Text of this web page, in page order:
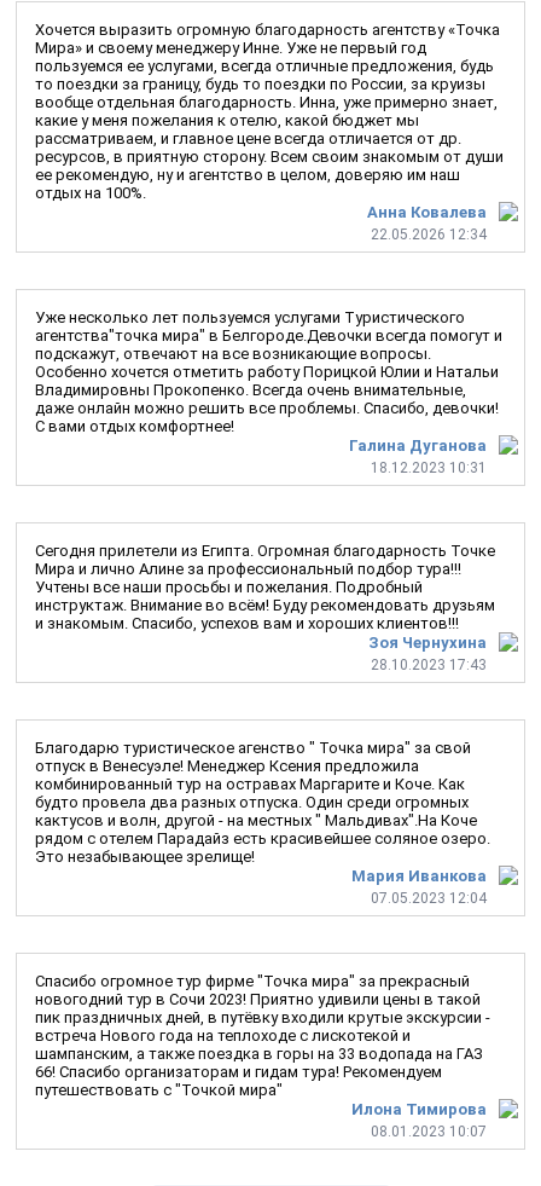
Анна Ковалева
22.05.2026 12:34
Хочется выразить огромную благодарность агентству «Точка
Мира» и своему менеджеру Инне. Уже не первый год
пользуемся ее услугами, всегда отличные предложения, будь
то поездки за границу, будь то поездки по России, за круизы
вообще отдельная благодарность. Инна, уже примерно знает,
какие у меня пожелания к отелю, какой бюджет мы
рассматриваем, и главное цене всегда отличается от др.
ресурсов, в приятную сторону. Всем своим знакомым от души
ее рекомендую, ну и агентство в целом, доверяю им наш
отдых на 100%.
Галина Дуганова
18.12.2023 10:31
Уже несколько лет пользуемся услугами Туристического
агентства"точка мира" в Белгороде.Девочки всегда помогут и
подскажут, отвечают на все возникающие вопросы.
Особенно хочется отметить работу Порицкой Юлии и Натальи
Владимировны Прокопенко. Всегда очень внимательные,
даже онлайн можно решить все проблемы. Спасибо, девочки!
С вами отдых комфортнее!
Зоя Чернухина
28.10.2023 17:43
Сегодня прилетели из Египта. Огромная благодарность Точке
Мира и лично Алине за профессиональный подбор тура!!!
Учтены все наши просьбы и пожелания. Подробный
инструктаж. Внимание во всём! Буду рекомендовать друзьям
и знакомым. Спасибо, успехов вам и хороших клиентов!!!
Мария Иванкова
07.05.2023 12:04
Благодарю туристическое агенство " Точка мира" за свой
отпуск в Венесуэле! Менеджер Ксения предложила
комбинированный тур на остравах Маргарите и Коче. Как
будто провела два разных отпуска. Один среди огромных
кактусов и волн, другой - на местных " Мальдивах".На Коче
рядом с отелем Парадайз есть красивейшее соляное озеро.
Это незабывающее зрелище!
Илона Тимирова
08.01.2023 10:07
Спасибо огромное тур фирме "Точка мира" за прекрасный
новогодний тур в Сочи 2023! Приятно удивили цены в такой
пик праздничных дней, в путёвку входили крутые экскурсии -
встреча Нового года на теплоходе с лискотекой и
шампанским, а также поездка в горы на 33 водопада на ГАЗ
66! Спасибо организаторам и гидам тура! Рекомендуем
путешествовать с "Точкой мира"